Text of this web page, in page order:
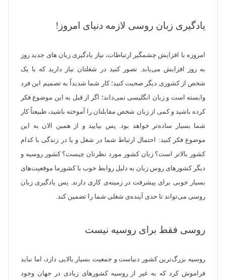
یادگیری زبان روسی لازمه دنیای امروز!
امروزه با افزایش چشمگیر ارتباطات، نیاز یادگیری زبان های جدید روز
به روز افزایش می‌یابد. تصور کنید در شغلتان نیاز دارید که با یک
شخص از کشوری دیگر صحبت کنید؛ کار شما شدیداً به تصمیم این فرد
وابسته است و زبان انگلیسی نمی‌داند؛ اگر از قبل به این موضوع فکر
کرده باشید و کمی از زبان شخص مقابلتان را آموخته باشید، طبیعتاً کار
شما بسیار ساده‌تر خواهد بود. پس بیایید و از همین الان به این
موضوع فکر کنید: احتمال ارتباط شما در شغل و یا در زندگی با کدام
کشور بالاتر است؟ زبان کشور مورد نظرتان چیست؟ کشور روسیه و
دیگر کشور‌های روس زبان به دلیل روابط خوب با کشور‌ما موقعیت‌های
بسیار خوبی برای پیشرفت در زمینه‌ی کاری دارند. پس یادگیری زبان
روسی می‌تواند تا حدی آینده‌ی شغلی شما را تضمین کند.
روسی فقط برای روسیه نیست
روسیه بزرگ‌ترین کشور دنیاست و جمعیت بسیار بالایی دارد، اما نباید
فراموش کرد که به غیر از روسیه کشور‌های زیادی در جهان وجود